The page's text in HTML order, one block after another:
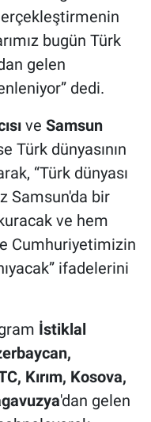
bugün Türk
gelen
dedi.
ve Samsun
Türk dünyasının
“Türk dünyası
Samsun'da bir
ve hem
Cumhuriyetimizin
ifadelerini
İstiklal
Kırım, Kosova,
'dan gelen